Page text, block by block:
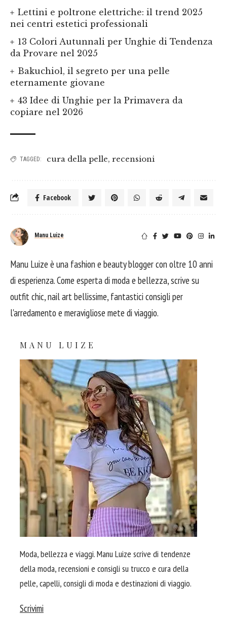
Lettini e poltrone elettriche: il trend 2025
nei centri estetici professionali
13 Colori Autunnali per Unghie di Tendenza
da Provare nel 2025
Bakuchiol, il segreto per una pelle
eternamente giovane
43 Idee di Unghie per la Primavera da
copiare nel 2026
TAGGED: cura della pelle, recensioni
Facebook
Manu Luize
Manu Luize è una fashion e beauty blogger con oltre 10 anni
di esperienza. Come esperta di moda e bellezza, scrive su
outfit chic, nail art bellissime, fantastici consigli per
l'arredamento e meravigliose mete di viaggio.
MANU LUIZE
Moda, bellezza e viaggi. Manu Luize scrive di tendenze
della moda, recensioni e consigli su trucco e cura della
pelle, capelli, consigli di moda e destinazioni di viaggio.
Scrivimi